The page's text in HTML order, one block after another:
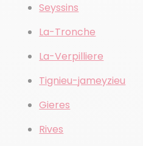
Seyssins
La-Tronche
La-Verpilliere
Tignieu-jameyzieu
Gieres
Rives